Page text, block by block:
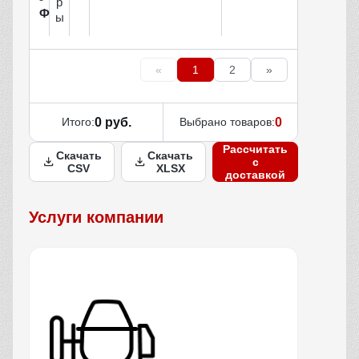
Ф ы
« 1 2 »
Итого:0 руб. Выбрано товаров:0
Скачать
CSV
Скачать
XLSX
Рассчитать
с
доставкой
Услуги компании